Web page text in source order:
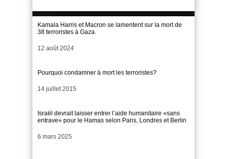
Kamala Harris et Macron se lamentent sur la mort de
38 terroristes à Gaza.
Date
12 août 2024
Pourquoi condamner à mort les terroristes?
Date
14 juillet 2015
Israël devrait laisser entrer l’aide humanitaire «sans
entrave» pour le Hamas selon Paris, Londres et Berlin
Date
6 mars 2025